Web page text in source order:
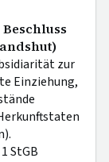
Beschluss
zur
Einziehung,
StGB